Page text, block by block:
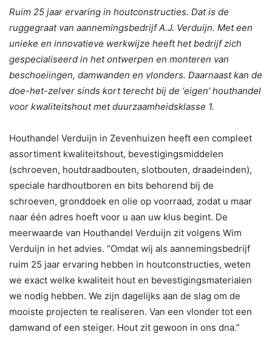
Ruim 25 jaar ervaring in houtconstructies. Dat is de
ruggegraat van aannemingsbedrijf A.J. Verduijn. Met een
unieke en innovatieve werkwijze heeft het bedrijf zich
gespecialiseerd in het ontwerpen en monteren van
beschoeiingen, damwanden en vlonders. Daarnaast kan de
doe-het-zelver sinds kort terecht bij de ‘eigen’ houthandel
voor kwaliteitshout met duurzaamheidsklasse 1.
Houthandel Verduijn in Zevenhuizen heeft een compleet
assortiment kwaliteitshout, bevestigingsmiddelen
(schroeven, houtdraadbouten, slotbouten, draadeinden),
speciale hardhoutboren en bits behorend bij de
schroeven, gronddoek en olie op voorraad, zodat u maar
naar één adres hoeft voor u aan uw klus begint. De
meerwaarde van Houthandel Verduijn zit volgens Wim
Verduijn in het advies. “Omdat wij als aannemingsbedrijf
ruim 25 jaar ervaring hebben in houtconstructies, weten
we exact welke kwaliteit hout en bevestigingsmaterialen
we nodig hebben. We zijn dagelijks aan de slag om de
mooiste projecten te realiseren. Van een vlonder tot een
damwand of een steiger. Hout zit gewoon in ons dna.”